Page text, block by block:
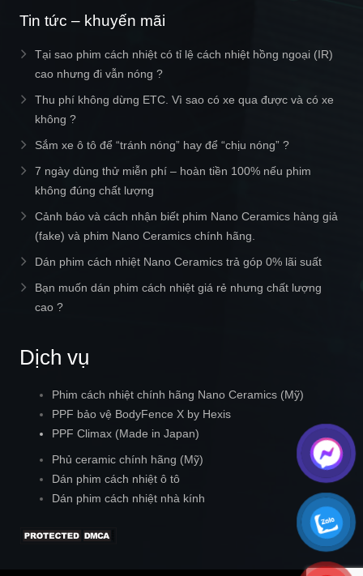
Tin tức – khuyến mãi
Tại sao phim cách nhiệt có tỉ lệ cách nhiệt hồng ngoại (IR)
cao nhưng đi vẫn nóng ?
Thu phí không dừng ETC. Vì sao có xe qua được và có xe
không ?
Sắm xe ô tô để “tránh nóng” hay để “chịu nóng” ?
7 ngày dùng thử miễn phí – hoàn tiền 100% nếu phim
không đúng chất lượng
Cảnh báo và cách nhận biết phim Nano Ceramics hàng giả
(fake) và phim Nano Ceramics chính hãng.
Dán phim cách nhiệt Nano Ceramics trả góp 0% lãi suất
Bạn muốn dán phim cách nhiệt giá rẻ nhưng chất lượng
cao ?
Dịch vụ
Phim cách nhiệt chính hãng Nano Ceramics (Mỹ)
PPF bảo vệ BodyFence X by Hexis
PPF Climax (Made in Japan)
Phủ ceramic chính hãng (Mỹ)
Dán phim cách nhiệt ô tô
Dán phim cách nhiệt nhà kính